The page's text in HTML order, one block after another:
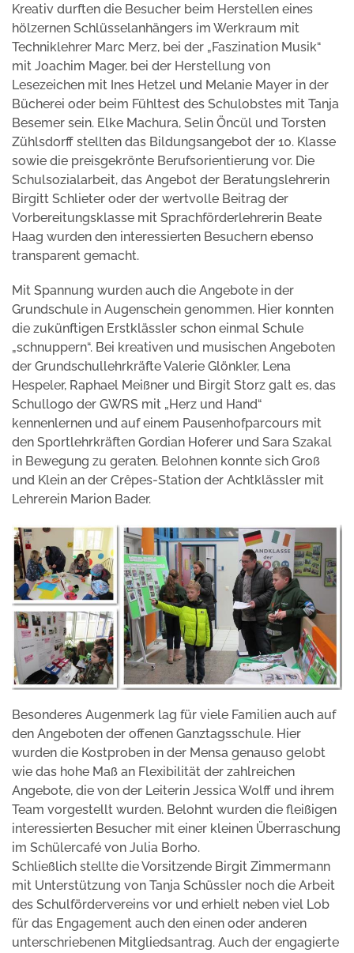
Kreativ durften die Besucher beim Herstellen eines
hölzernen Schlüsselanhängers im Werkraum mit
Techniklehrer Marc Merz, bei der „Faszination Musik“
mit Joachim Mager, bei der Herstellung von
Lesezeichen mit Ines Hetzel und Melanie Mayer in der
Bücherei oder beim Fühltest des Schulobstes mit Tanja
Besemer sein. Elke Machura, Selin Öncül und Torsten
Zühlsdorff stellten das Bildungsangebot der 10. Klasse
sowie die preisgekrönte Berufsorientierung vor. Die
Schulsozialarbeit, das Angebot der Beratungslehrerin
Birgitt Schlieter oder der wertvolle Beitrag der
Vorbereitungsklasse mit Sprachförderlehrerin Beate
Haag wurden den interessierten Besuchern ebenso
transparent gemacht.
Mit Spannung wurden auch die Angebote in der
Grundschule in Augenschein genommen. Hier konnten
die zukünftigen Erstklässler schon einmal Schule
„schnuppern“. Bei kreativen und musischen Angeboten
der Grundschullehrkräfte Valerie Glönkler, Lena
Hespeler, Raphael Meißner und Birgit Storz galt es, das
Schullogo der GWRS mit „Herz und Hand“
kennenlernen und auf einem Pausenhofparcours mit
den Sportlehrkräften Gordian Hoferer und Sara Szakal
in Bewegung zu geraten. Belohnen konnte sich Groß
und Klein an der Crêpes-Station der Achtklässler mit
Lehrerein Marion Bader.
Besonderes Augenmerk lag für viele Familien auch auf
den Angeboten der offenen Ganztagsschule. Hier
wurden die Kostproben in der Mensa genauso gelobt
wie das hohe Maß an Flexibilität der zahlreichen
Angebote, die von der Leiterin Jessica Wolff und ihrem
Team vorgestellt wurden. Belohnt wurden die fleißigen
interessierten Besucher mit einer kleinen Überraschung
im Schülercafé von Julia Borho.
Schließlich stellte die Vorsitzende Birgit Zimmermann
mit Unterstützung von Tanja Schüssler noch die Arbeit
des Schulfördervereins vor und erhielt neben viel Lob
für das Engagement auch den einen oder anderen
unterschriebenen Mitgliedsantrag. Auch der engagierte